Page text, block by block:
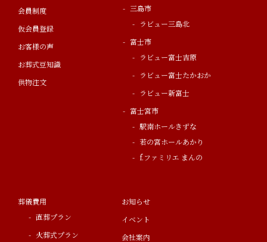
会員制度
仮会員登録
お客様の声
お葬式豆知識
供物注文
三島市
ラビュー三島北
富士市
ラビュー富士吉原
ラビュー富士たかおか
ラビュー新富士
富士宮市
駅南ホールきずな
若の宮ホールあかり
f.ファミリエ まんの
葬儀費用
直葬プラン
火葬式プラン
お知らせ
イベント
会社案内